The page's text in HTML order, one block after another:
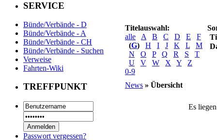
SERVICE
Bünde/Verbände - D
Bünde/Verbände - A
Bünde/Verbände - CH
Bünde/Verbände - Suchen
Verweise
Fahrten-Wiki
TREFFPUNKT
Passwort vergessen?
Titelauswahl:
alle
A B C D E
F
(G) H I J K L
M
N
O P Q R S
T
U
V W X Y
Z
0-9
News » Übersicht
Es